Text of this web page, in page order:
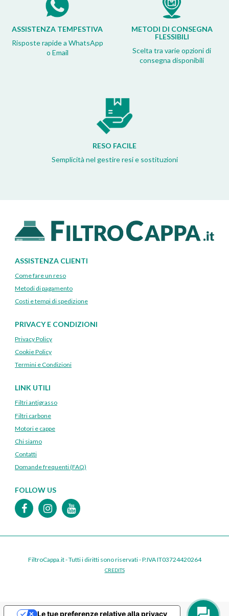
ASSISTENZA TEMPESTIVA
Risposte rapide a WhatsApp
o Email
METODI DI CONSEGNA
FLESSIBILI
Scelta tra varie opzioni di
consegna disponibili
RESO FACILE
Semplicità nel gestire resi e sostituzioni
ASSISTENZA CLIENTI
Come fare un reso
Metodi di pagamento
Costi e tempi di spedizione
PRIVACY E CONDIZIONI
Privacy Policy
Cookie Policy
Termini e Condizioni
LINK UTILI
Filtri antigrasso
Filtri carbone
Motori e cappe
Chi siamo
Contatti
Domande frequenti (FAQ)
FOLLOW US
FiltroCappa.it - Tutti i diritti sono riservati - P.IVA IT03724420264
CREDITS
Le tue preferenze relative alla privacy